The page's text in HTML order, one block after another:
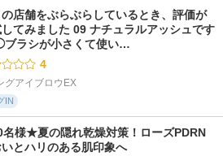
店舗をぶらぶらしているとき、評価が
してみました 09 ナチュラルアッシュです
ブラシが小さくて使い…
4
グアイブロウEX
IN
様★夏の隠れ乾燥対策！ローズPDRN
とハリのある肌印象へ